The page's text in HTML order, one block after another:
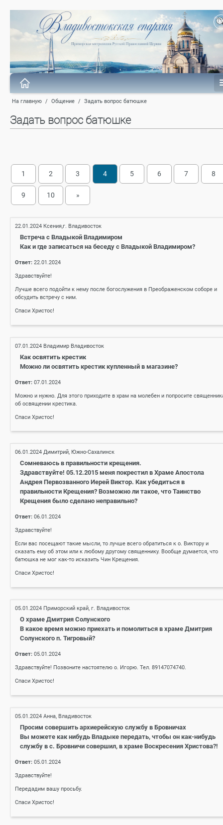
На главную / Общение / Задать вопрос батюшке
Задать вопрос батюшке
1 2 3 4 5 6 7 8
9 10 »
22.01.2024 Ксения,г. Владивосток
Встреча с Владыкой Владимиром
Как и где записаться на беседу с Владыкой Владимиром?
Ответ: 22.01.2024
Здравствуйте!
Лучше всего подойти к нему после богослужения в Преображенском соборе и
обсудить встречу с ним.
Спаси Христос!
07.01.2024 Владимир Владивосток
Как освятить крестик
Можно ли освятить крестик купленный в магазине?
Ответ: 07.01.2024
Можно и нужно. Для этого приходите в храм на молебен и попросите
об освящении крестика.
Спаси Христос!
06.01.2024 Димитрий, Южно-Сахалинск
Сомневаюсь в правильности крещения.
Здравствуйте! 05.12.2015 меня покрестил в Храме Апостола
Андрея Первозванного Иерей Виктор. Как убедиться в
правильности Крещения? Возможно ли такое, что Таинство
Крещения было сделано неправильно?
Ответ: 06.01.2024
Здравствуйте!
Если вас посещают такие мысли, то лучше всего обратиться к о. Виктору и
сказать ему об этом или к любому другому священнику. Вообще думается, что
батюшка не мог как-то исказить Чин Крещения.
Спаси Христос!
05.01.2024 Приморский край, г. Владивосток
О храме Дмитрия Солунского
В какое время можно приехать и помолиться в храме Дмитрия
Солунского п. Тигровый?
Ответ: 05.01.2024
Здравствуйте! Позвоните настоятелю о. Игорю. Тел. 89147074740.
Спаси Христос!
05.01.2024 Анна, Владивосток
Просим совершить архиерейскую службу в Бровничах
Вы можете как нибудь Владыке передать, чтобы он как-нибудь
службу в с. Бровничи совершил, в храме Воскресения Христова?!
Ответ: 05.01.2024
Здравствуйте!
Передадим вашу просьбу.
Спаси Христос!